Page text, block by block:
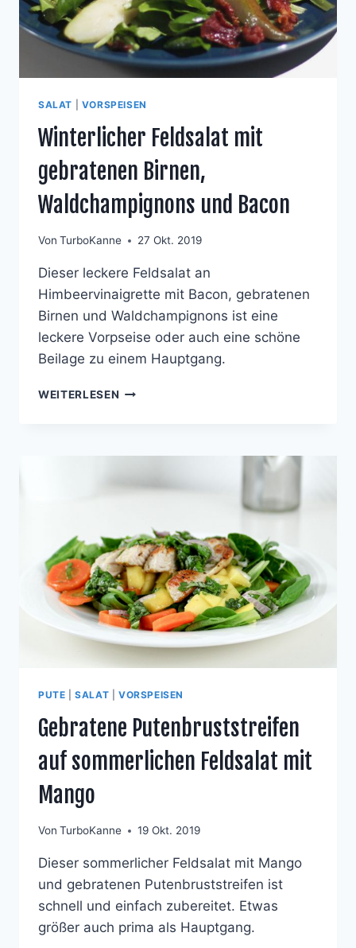
SALAT VORSPEISEN
Winterlicher Feldsalat mit
gebratenen Birnen,
Waldchampignons und Bacon
Von TurboKanne 27 Okt. 2019
Dieser leckere Feldsalat an
Himbeervinaigrette mit Bacon, gebratenen
Birnen und Waldchampignons ist eine
leckere Vorpseise oder auch eine schöne
Beilage zu einem Hauptgang.
WEITERLESEN WINTERLICHER
BIRNEN,
UND
PUTE |SALAT VORSPEISEN
Gebratene Putenbruststreifen
auf sommerlichen Feldsalat mit
Mango
Von TurboKanne 19 Okt. 2019
Dieser sommerlicher Feldsalat mit Mango
und gebratenen Putenbruststreifen ist
schnell und einfach zubereitet. Etwas
größer auch prima als Hauptgang.